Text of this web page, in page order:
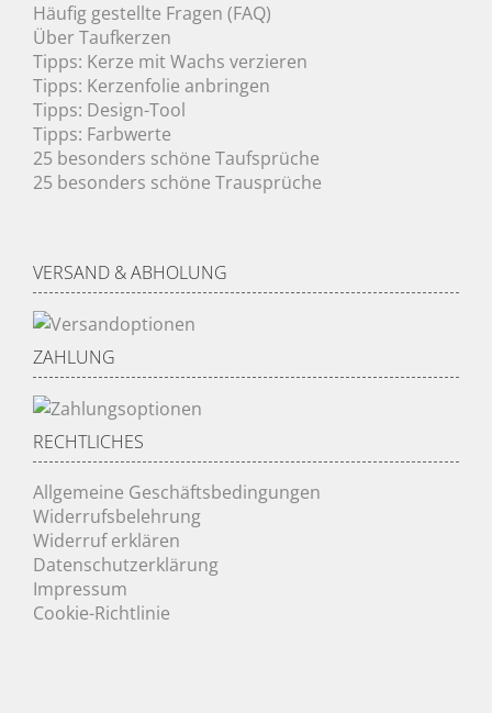
Häufig gestellte Fragen (FAQ)
Über Taufkerzen
Tipps: Kerze mit Wachs verzieren
Tipps: Kerzenfolie anbringen
Tipps: Design-Tool
Tipps: Farbwerte
25 besonders schöne Taufsprüche
25 besonders schöne Trausprüche
VERSAND & ABHOLUNG
ZAHLUNG
RECHTLICHES
Allgemeine Geschäftsbedingungen
Widerrufsbelehrung
Widerruf erklären
Datenschutzerklärung
Impressum
Cookie-Richtlinie